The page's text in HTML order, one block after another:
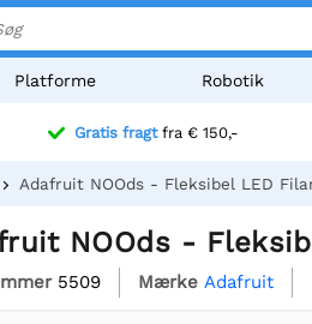
Platforme Robotik
Gratis fragtfra € 150,-
Adafruit NOOds - Fleksibel LED
NOOds -
5509 Mærke Adafruit